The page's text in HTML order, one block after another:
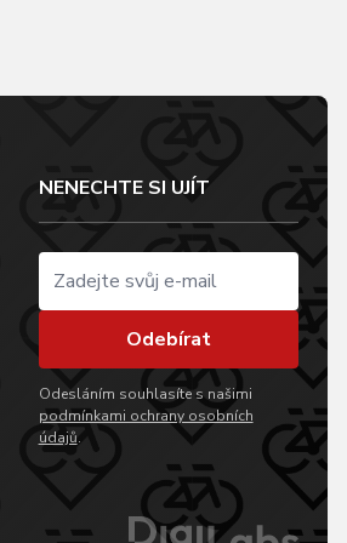
NENECHTE SI UJÍT
Odebírat
Odesláním souhlasíte s našimi
podmínkami ochrany osobních
údajů.